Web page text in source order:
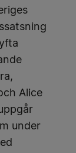
Alice
under